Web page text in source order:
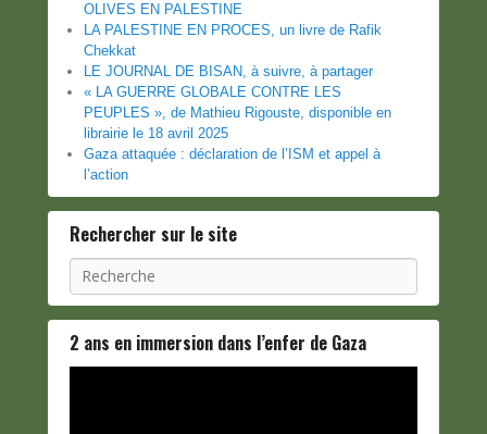
OLIVES EN PALESTINE
LA PALESTINE EN PROCES, un livre de Rafik
Chekkat
LE JOURNAL DE BISAN, à suivre, à partager
« LA GUERRE GLOBALE CONTRE LES
PEUPLES », de Mathieu Rigouste, disponible en
librairie le 18 avril 2025
Gaza attaquée : déclaration de l’ISM et appel à
l’action
Rechercher sur le site
Recherche
2 ans en immersion dans l’enfer de Gaza